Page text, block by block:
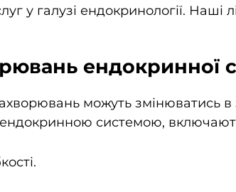
у галузі ендокринології.
ендокринної
можуть змінюватись в
системою,